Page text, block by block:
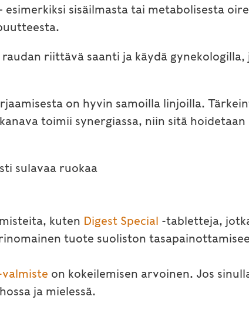
sisäilmasta tai metabolisesta
riittävä saanti ja käydä
on hyvin samoilla linjoilla.
toimii synergiassa, niin sitä
sulavaa ruokaa
kuten Digest Special -tabletteja,
tuote suoliston
on kokeilemisen arvoinen. Jos
ja mielessä.